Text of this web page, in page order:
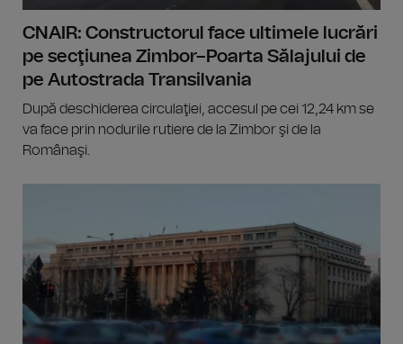
CNAIR: Constructorul face ultimele lucrări
pe secţiunea Zimbor–Poarta Sălajului de
pe Autostrada Transilvania
După deschiderea circulaţiei, accesul pe cei 12,24 km se
va face prin nodurile rutiere de la Zimbor şi de la
Românaşi.